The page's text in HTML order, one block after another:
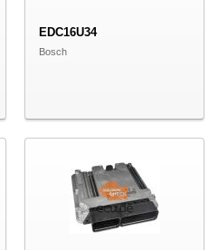
EDC16U34
Bosch